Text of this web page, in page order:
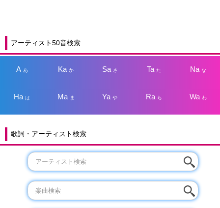
アーティスト50音検索
A あ Kaか Sa さ Taた Na な
Haは Ma ま Yaや Ra ら Wa わ
歌詞・アーティスト検索